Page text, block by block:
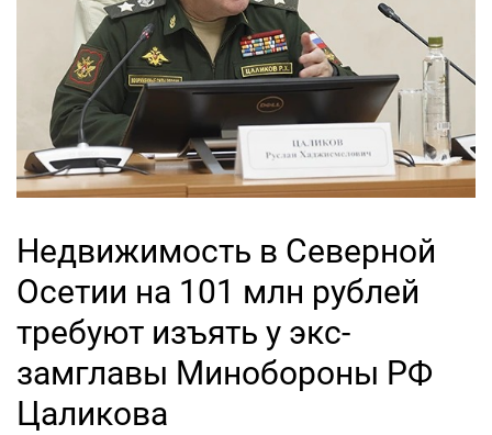
Недвижимость в Северной
Осетии на 101 млн рублей
требуют изъять у экс-
замглавы Минобороны РФ
Цаликова